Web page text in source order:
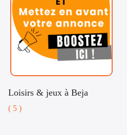
Loisirs & jeux à Beja
( 5 )